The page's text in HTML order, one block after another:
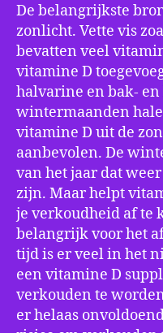
De belangrijkste
zonlicht. Vette vis
bevatten veel
vitamine D
halvarine en bak-
wintermaanden
vitamine D uit de
aanbevolen. De
van het jaar dat
zijn. Maar helpt
je verkoudheid af te
belangrijk voor het
tijd is er veel in het
een vitamine D
verkouden te
er helaas